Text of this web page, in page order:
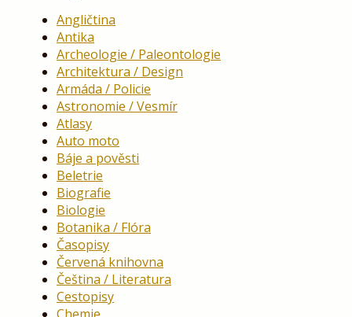
Angličtina
Antika
Archeologie / Paleontologie
Architektura / Design
Armáda / Policie
Astronomie / Vesmír
Atlasy
Auto moto
Báje a pověsti
Beletrie
Biografie
Biologie
Botanika / Flóra
Časopisy
Červená knihovna
Čeština / Literatura
Cestopisy